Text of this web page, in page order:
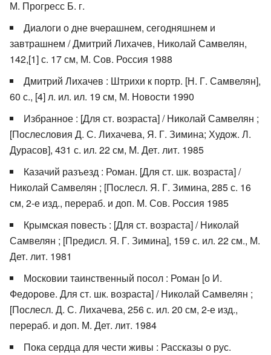
М. Прогресс Б. г.
Диалоги о дне вчерашнем, сегодняшнем и
завтрашнем / Дмитрий Лихачев, Николай Самвелян,
142,[1] с. 17 см, М. Сов. Россия 1988
Дмитрий Лихачев : Штрихи к портр. [Н. Г. Самвелян],
60 с., [4] л. ил. ил. 19 см, М. Новости 1990
Избранное : [Для ст. возраста] / Николай Самвелян ;
[Послесловия Д. С. Лихачева, Я. Г. Зимина; Худож. Л.
Дурасов], 431 с. ил. 22 см, М. Дет. лит. 1985
Казачий разъезд : Роман. [Для ст. шк. возраста] /
Николай Самвелян ; [Послесл. Я. Г. Зимина, 285 с. 16
см, 2-е изд., перераб. и доп. М. Сов. Россия 1985
Крымская повесть : [Для ст. возраста] / Николай
Самвелян ; [Предисл. Я. Г. Зимина], 159 с. ил. 22 см., М.
Дет. лит. 1981
Московии таинственный посол : Роман [о И.
Федорове. Для ст. шк. возраста] / Николай Самвелян ;
[Послесл. Д. С. Лихачева, 256 с. ил. 20 см, 2-е изд.,
перераб. и доп. М. Дет. лит. 1984
Пока сердца для чести живы : Рассказы о рус.